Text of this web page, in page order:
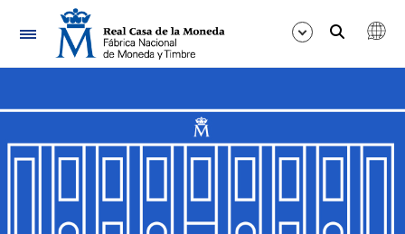
Nabigazioa
Erakutsi/Ezkutatu
Erakutsi/Ezkutatu